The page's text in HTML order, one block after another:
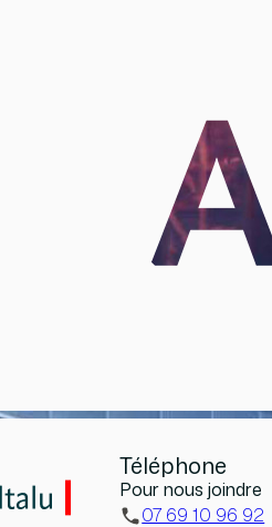
Téléphone
Pour nous joindre
07 69 10 96 92